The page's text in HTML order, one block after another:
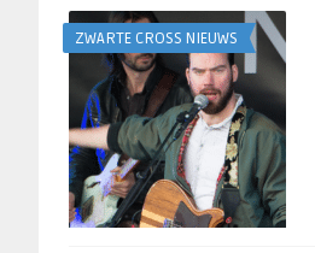
ZWARTE CROSS NIEUWS